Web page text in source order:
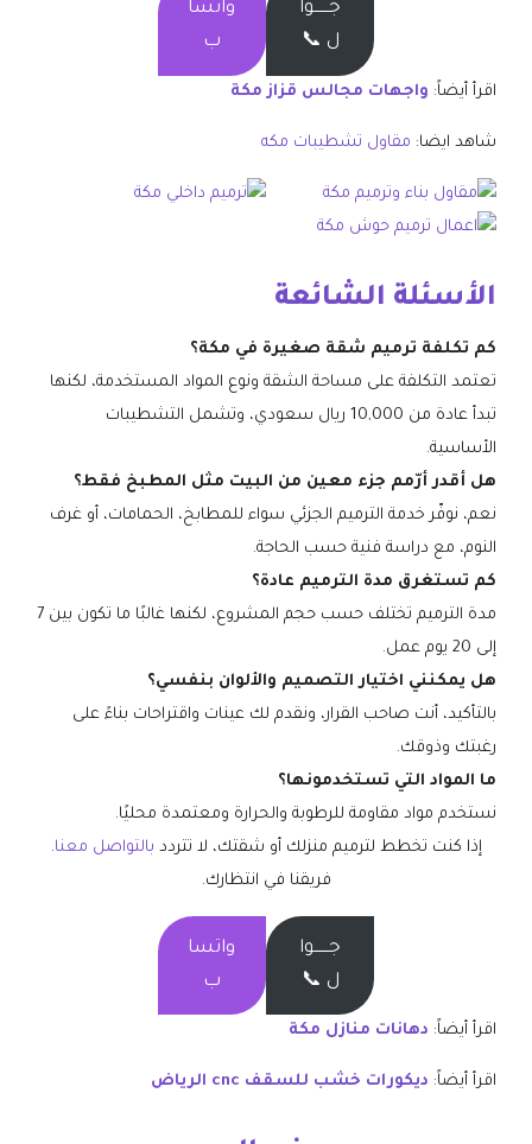
جــــــوا
ل 📞
واتسا
ب
اقرأ أيضاً: واجهات مجالس قزاز مكة
شاهد ايضا: مقاول تشطيبات مكه
الأسئلة الشائعة
كم تكلفة ترميم شقة صغيرة في مكة؟
تعتمد التكلفة على مساحة الشقة ونوع المواد المستخدمة، لكنها
تبدأ عادة من 10,000 ريال سعودي، وتشمل التشطيبات
الأساسية.
هل أقدر أرّمم جزء معين من البيت مثل المطبخ فقط؟
نعم، نوفّر خدمة الترميم الجزئي سواء للمطابخ، الحمامات، أو غرف
النوم، مع دراسة فنية حسب الحاجة.
كم تستغرق مدة الترميم عادة؟
مدة الترميم تختلف حسب حجم المشروع، لكنها غالبًا ما تكون بين 7
إلى 20 يوم عمل.
هل يمكنني اختيار التصميم والألوان بنفسي؟
بالتأكيد، أنت صاحب القرار، ونقدم لك عينات واقتراحات بناءً على
رغبتك وذوقك.
ما المواد التي تستخدمونها؟
نستخدم مواد مقاومة للرطوبة والحرارة ومعتمدة محليًا.
إذا كنت تخطط لترميم منزلك أو شقتك، لا تتردد بالتواصل معنا.
فريقنا في انتظارك.
جــــــوا
ل 📞
واتسا
ب
اقرأ أيضاً: دهانات منازل مكة
اقرأ أيضاً: ديكورات خشب للسقف